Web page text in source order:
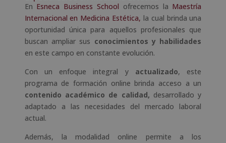
En Esneca Business School ofrecemos la Maestría
Internacional en Medicina Estética, la cual brinda una
oportunidad única para aquellos profesionales que
buscan ampliar sus conocimientos y habilidades
en este campo en constante evolución.
Con un enfoque integral y actualizado, este
programa de formación online brinda acceso a un
contenido académico de calidad, desarrollado y
adaptado a las necesidades del mercado laboral
actual.
Además, la modalidad online permite a los